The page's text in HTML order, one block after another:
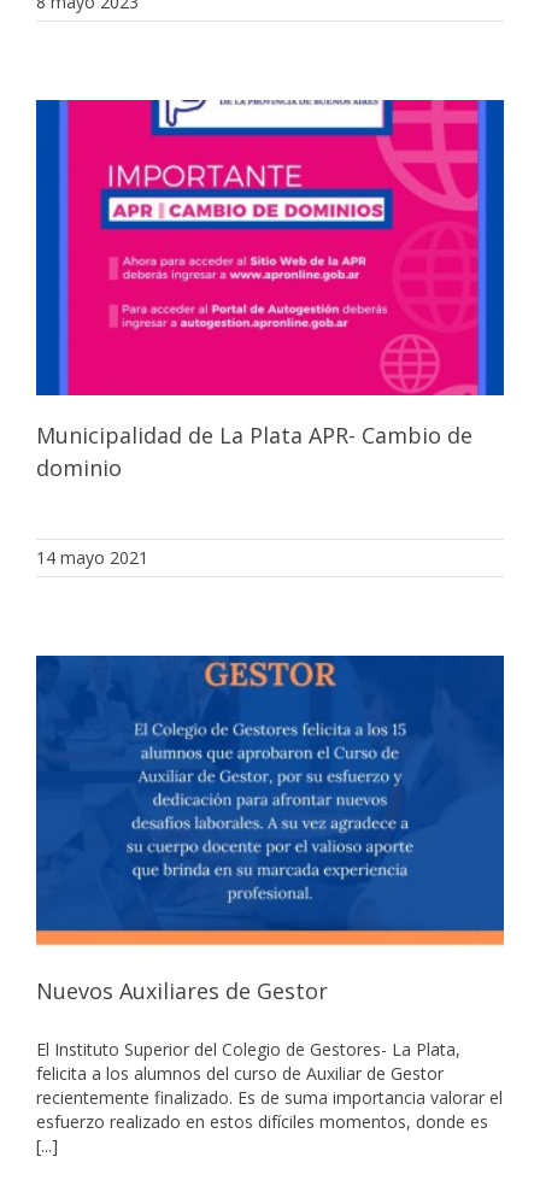
Municipalidad de La Plata APR- Cambio de
dominio
14 mayo 2021
Nuevos Auxiliares de Gestor
El Instituto Superior del Colegio de Gestores- La Plata,
felicita a los alumnos del curso de Auxiliar de Gestor
recientemente finalizado. Es de suma importancia valorar el
esfuerzo realizado en estos difíciles momentos, donde es
[...]